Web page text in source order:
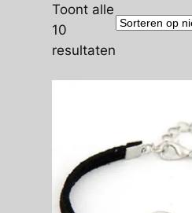
Toont alle
10
resultaten